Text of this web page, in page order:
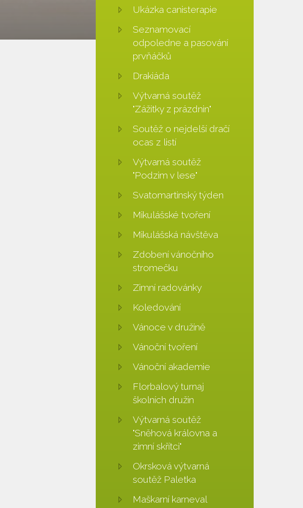
Ukázka canisterapie
Seznamovací
odpoledne a pasování
prvňáčků
Drakiáda
Výtvarná soutěž
"Zážitky z prázdnin"
Soutěž o nejdelší dračí
ocas z listí
Výtvarná soutěž
"Podzim v lese"
Svatomartinský týden
Mikulášské tvoření
Mikulášská návštěva
Zdobení vánočního
stromečku
Zimní radovánky
Koledování
Vánoce v družině
Vánoční tvoření
Vánoční akademie
Florbalový turnaj
školních družin
Výtvarná soutěž
"Sněhová královna a
zimní skřítci"
Okrsková výtvarná
soutěž Paletka
Maškarní karneval